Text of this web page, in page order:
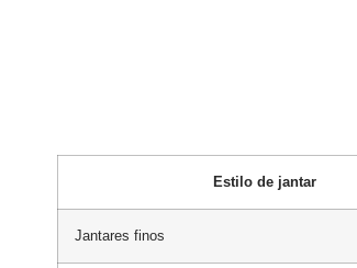
Estilo de jantar
Jantares finos